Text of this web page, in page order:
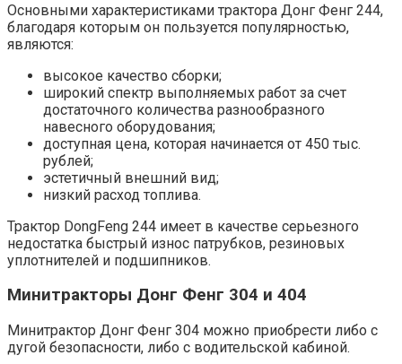
Основными характеристиками трактора Донг Фенг 244,
благодаря которым он пользуется популярностью,
являются:
высокое качество сборки;
широкий спектр выполняемых работ за счет
достаточного количества разнообразного
навесного оборудования;
доступная цена, которая начинается от 450 тыс.
рублей;
эстетичный внешний вид;
низкий расход топлива.
Трактор DongFeng 244 имеет в качестве серьезного
недостатка быстрый износ патрубков, резиновых
уплотнителей и подшипников.
Минитракторы Донг Фенг 304 и 404
Минитрактор Донг Фенг 304 можно приобрести либо с
дугой безопасности, либо с водительской кабиной.